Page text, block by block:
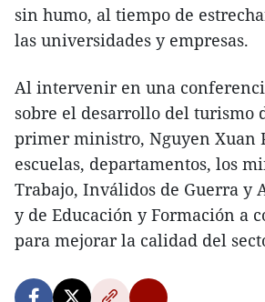
sin humo, al tiempo de
las universidades y empresas.
Al intervenir en una
sobre el desarrollo del turismo
primer ministro, Nguyen Xuan
escuelas, departamentos, los
Trabajo, Inválidos de Guerra y
y de Educación y Formación a
para mejorar la calidad del